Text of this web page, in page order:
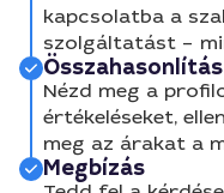
kapcsolatba a
szolgáltatást –
Összahasonlítás
Nézd meg a
értékeléseket,
meg az árakat a
Megbízás